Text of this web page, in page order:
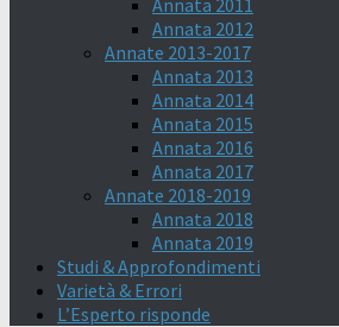
Annata 2011
Annata 2012
Annate 2013-2017
Annata 2013
Annata 2014
Annata 2015
Annata 2016
Annata 2017
Annate 2018-2019
Annata 2018
Annata 2019
Studi & Approfondimenti
Varietà & Errori
L’Esperto risponde